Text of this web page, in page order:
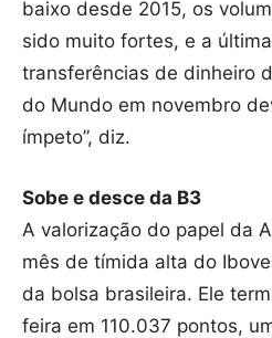
baixo desde 2015, os
sido muito fortes, e a
transferências de dinheiro
do Mundo em novembro
ímpeto”, diz.
Sobe e desce da B3
A valorização do papel da
mês de tímida alta do
da bolsa brasileira. Ele
feira em 110.037 pontos,